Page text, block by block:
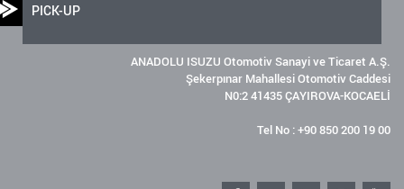
PICK-UP
ANADOLU ISUZU Otomotiv Sanayi ve Ticaret A.Ş.
Şekerpınar Mahallesi Otomotiv Caddesi
N0:2 41435 ÇAYIROVA-KOCAELİ
Tel No : +90 850 200 19 00